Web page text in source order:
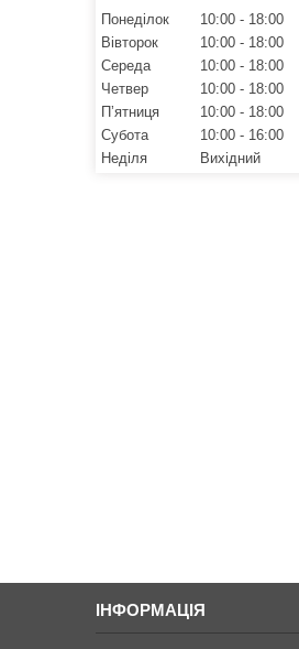
Понеділок 10:00 18:00
Вівторок
10:00 18:00
Середа
10:00 18:00
Четвер
10:00 18:00
Пʼятниця
10:00 18:00
Субота
10:00 16:00
Неділя
Вихідний
ІНФОРМАЦІЯ